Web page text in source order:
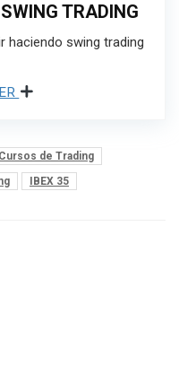
TRADING
haciendo swing trading
Cursos de Trading
IBEX 35